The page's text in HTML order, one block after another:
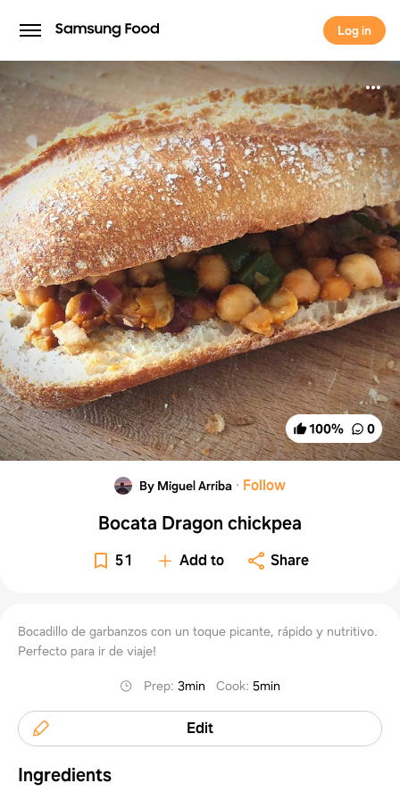
Log in
Log in
100% 0
By Miguel Arriba · Follow
Bocata Dragon chickpea
51 Add to Share
Bocadillo de garbanzos con un toque picante, rápido y nutritivo.
Perfecto para ir de viaje!
Prep:3min Cook:5min
Edit
Ingredients